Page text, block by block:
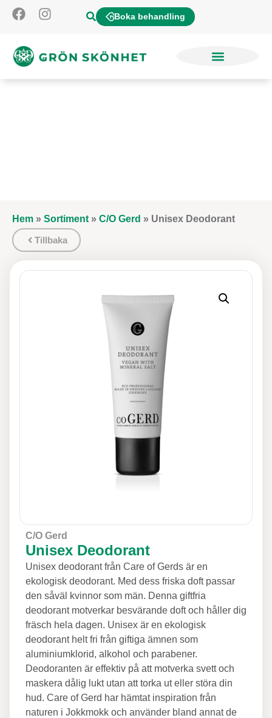
Boka behandling
Tillbaka
Hem » Sortiment » C/O Gerd » Unisex Deodorant
C/O Gerd
Unisex Deodorant
Unisex deodorant från Care of Gerds är en
ekologisk deodorant. Med dess friska doft passar
den såväl kvinnor som män. Denna giftfria
deodorant motverkar besvärande doft och håller dig
fräsch hela dagen. Unisex är en ekologisk
deodorant helt fri från giftiga ämnen som
aluminiumklorid, alkohol och parabener.
Deodoranten är effektiv på att motverka svett och
maskera dålig lukt utan att torka ut eller störa din
hud. Care of Gerd har hämtat inspiration från
naturen i Jokkmokk och använder bland annat de